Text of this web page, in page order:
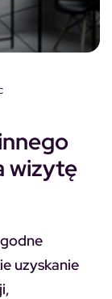
wizytę
uzyskanie